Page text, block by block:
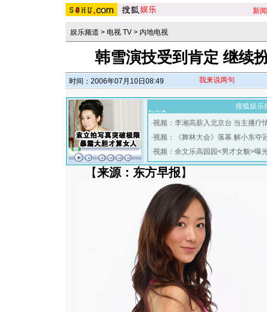
新闻
娱乐频道 > 电视 TV > 内地电视
韩雪演技受到肯定 继续
时间：2006年07月10日08:49 我来说两句
搜狐娱乐
·视频：李湘高薪入北京台 当主播疗
·视频：《舞林大会》落幕 解小东夺
·视频：余文乐高园园<男才女貌>曝
【来源：东方早报】